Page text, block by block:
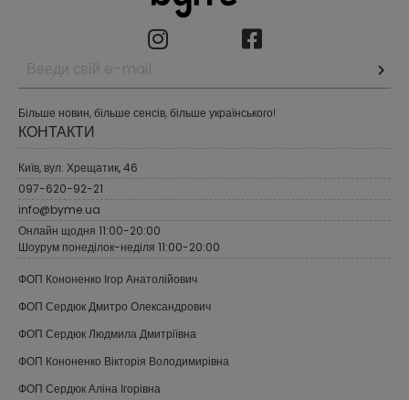
Більше новин, більше сенсів, більше українського!
КОНТАКТИ
Київ, вул. Хрещатик, 46
097-620-92-21
info@byme.ua
Онлайн щодня 11:00-20:00
Шоурум понеділок-неділя 11:00-20:00
ФОП Кононенко Ігор Анатолійович
ФОП Сердюк Дмитро Олександрович
ФОП Сердюк Людмила Дмитріївна
ФОП Кононенко Вікторія Володимирівна
ФОП Сердюк Аліна Ігорівна